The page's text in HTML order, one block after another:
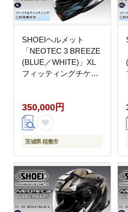
SHOEIヘルメット
「NEOTEC 3 BREEZE
(BLUE／WHITE)」XL
フィッティングチケッ
ツーリング ショウエイ
[1877]
350,000円
茨城県 稲敷市